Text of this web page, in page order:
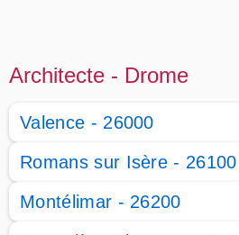
Architecte - Drome
Valence - 26000
Romans sur Isère - 26100
Montélimar - 26200